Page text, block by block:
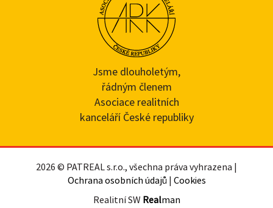
Jsme dlouholetým,
řádným členem
Asociace realitních
kanceláří České republiky
2026 © PATREAL s.r.o., všechna práva vyhrazena |
Ochrana osobních údajů | Cookies
Realitní SW Realman